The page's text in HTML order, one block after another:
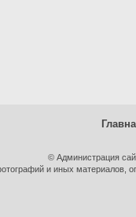
© Администрация
и иных материалов,